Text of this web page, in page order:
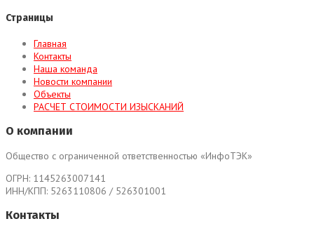
Страницы
Главная
Контакты
Наша команда
Новости компании
Объекты
РАСЧЕТ СТОИМОСТИ ИЗЫСКАНИЙ
О компании
Общество с ограниченной ответственностью «ИнфоТЭК»
ОГРН: 1145263007141
ИНН/КПП: 5263110806 / 526301001
Контакты